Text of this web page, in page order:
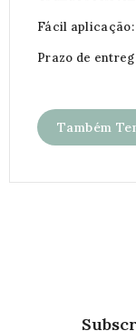
Fácil
Prazo de
Também